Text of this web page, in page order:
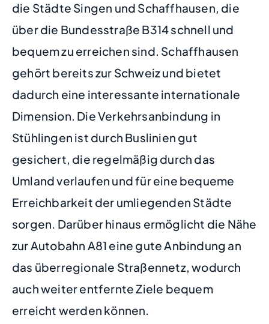
die Städte Singen und Schaffhausen, die
über die Bundesstraße B314 schnell und
bequem zu erreichen sind. Schaffhausen
gehört bereits zur Schweiz und bietet
dadurch eine interessante internationale
Dimension. Die Verkehrsanbindung in
Stühlingen ist durch Buslinien gut
gesichert, die regelmäßig durch das
Umland verlaufen und für eine bequeme
Erreichbarkeit der umliegenden Städte
sorgen. Darüber hinaus ermöglicht die Nähe
zur Autobahn A81 eine gute Anbindung an
das überregionale Straßennetz, wodurch
auch weiter entfernte Ziele bequem
erreicht werden können.